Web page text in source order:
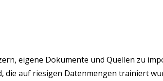
eigene Dokumente und Quellen zu
die auf riesigen Datenmengen trainiert